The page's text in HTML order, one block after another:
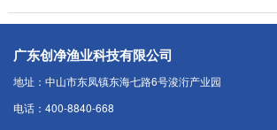
广东创净渔业科技有限公司
地址：中山市东凤镇东海七路6号浚洐产业园
电话：400-8840-668